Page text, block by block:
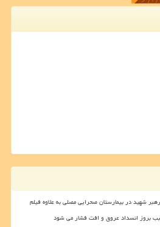
بروز انسداد عروق و افت فشار می شود